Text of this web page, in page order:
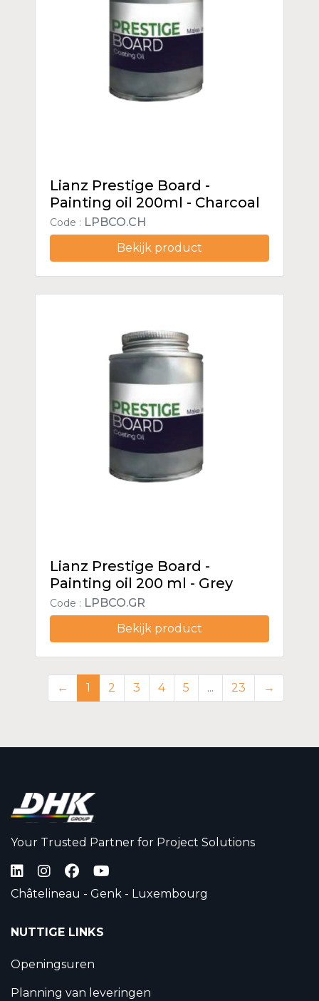
Lianz Prestige Board -
Painting oil 200ml - Charcoal
Code : LPBCO.CH
Bekijk product
Lianz Prestige Board -
Painting oil 200 ml - Grey
Code : LPBCO.GR
Bekijk product
← 1 2 3 4 5 ... 23 →
Your Trusted Partner for Project Solutions
Châtelineau - Genk - Luxembourg
NUTTIGE LINKS
Openingsuren
Planning van leveringen